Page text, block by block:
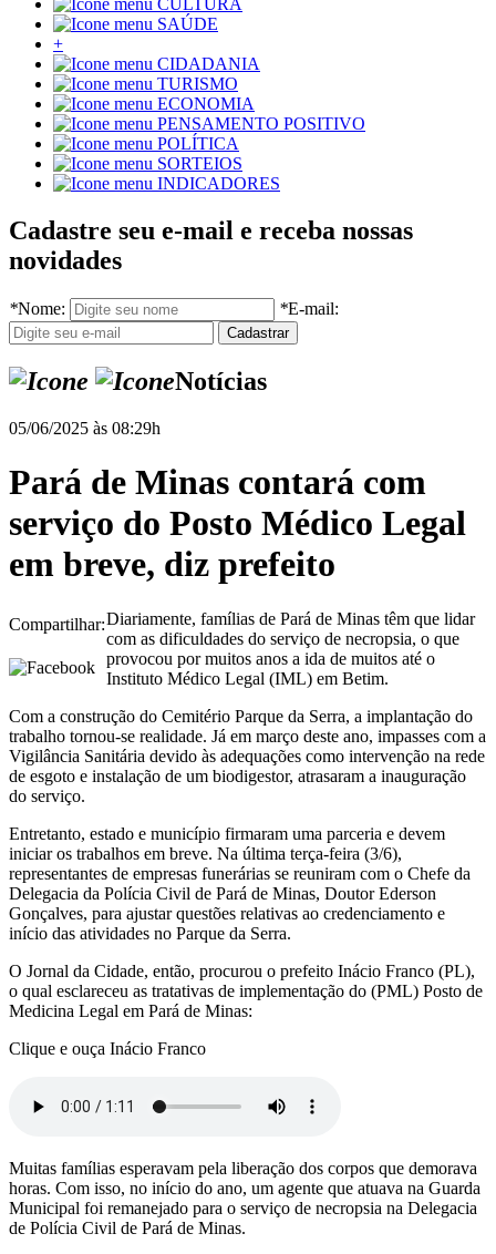
CULTURA
SAÚDE
+
CIDADANIA
TURISMO
ECONOMIA
PENSAMENTO POSITIVO
POLÍTICA
SORTEIOS
INDICADORES
Cadastre seu e-mail e receba nossas
novidades
*Nome: *E-mail:
Notícias
05/06/2025 às 08:29h
Pará de Minas contará com
serviço do Posto Médico Legal
em breve, diz prefeito
Compartilhar:Diariamente, famílias de Pará de Minas têm que lidar
com as dificuldades do serviço de necropsia, o que
provocou por muitos anos a ida de muitos até o
Instituto Médico Legal (IML) em Betim.
Com a construção do Cemitério Parque da Serra, a implantação do
trabalho tornou-se realidade. Já em março deste ano, impasses com a
Vigilância Sanitária devido às adequações como intervenção na rede
de esgoto e instalação de um biodigestor, atrasaram a inauguração
do serviço.
Entretanto, estado e município firmaram uma parceria e devem
iniciar os trabalhos em breve. Na última terça-feira (3/6),
representantes de empresas funerárias se reuniram com o Chefe da
Delegacia da Polícia Civil de Pará de Minas, Doutor Ederson
Gonçalves, para ajustar questões relativas ao credenciamento e
início das atividades no Parque da Serra.
O Jornal da Cidade, então, procurou o prefeito Inácio Franco (PL),
o qual esclareceu as tratativas de implementação do (PML) Posto de
Medicina Legal em Pará de Minas:
Clique e ouça Inácio Franco
Muitas famílias esperavam pela liberação dos corpos que demorava
horas. Com isso, no início do ano, um agente que atuava na Guarda
Municipal foi remanejado para o serviço de necropsia na Delegacia
de Polícia Civil de Pará de Minas.